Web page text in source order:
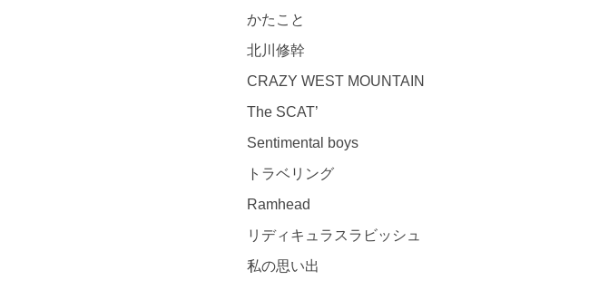
かたこと
北川修幹
CRAZY WEST MOUNTAIN
The SCAT’
Sentimental boys
トラベリング
Ramhead
リディキュラスラビッシュ
私の思い出